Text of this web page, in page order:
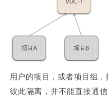
用户的项目，或者项目组
彼此隔离，并不能直接通